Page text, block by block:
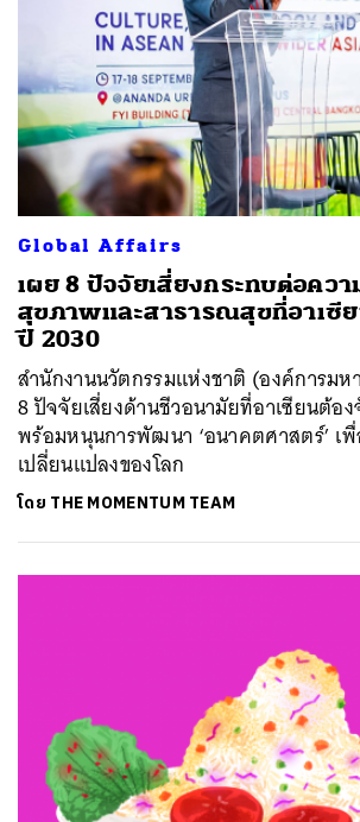
Global Affairs
เผย 8 ปัจจัยเสี่ยงกระทบต่อคว
สุขภาพและสาธารณสุขที่อาเซี
ปี 2030
สำนักงานนวัตกรรมแห่งชาติ (องค์การมห
8 ปัจจัยเสี่ยงด้านชีวอนามัยที่อาเซียนต้อ
พร้อมหนุนการพัฒนา ‘อนาคตศาสตร์’ เ
เปลี่ยนแปลงของโลก
โดย THE MOMENTUM TEAM